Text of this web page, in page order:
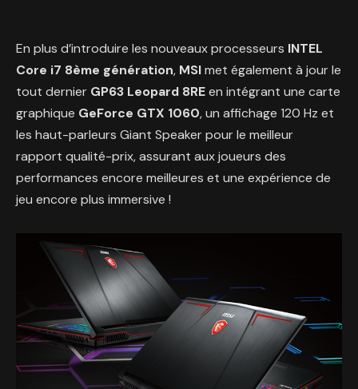
En plus d’introduire les nouveaux processeurs INTEL
Core i7 8ème génération, MSImet également à jour le
tout dernier GP63 Leopard 8REen intégrant une carte
graphique GeForce GTX 1060, un affichage 120 Hz et
les haut-parleurs Giant Speaker pour le meilleur
rapport qualité-prix, assurant aux joueurs des
performances encore meilleures et une expérience de
jeu encore plus immersive !